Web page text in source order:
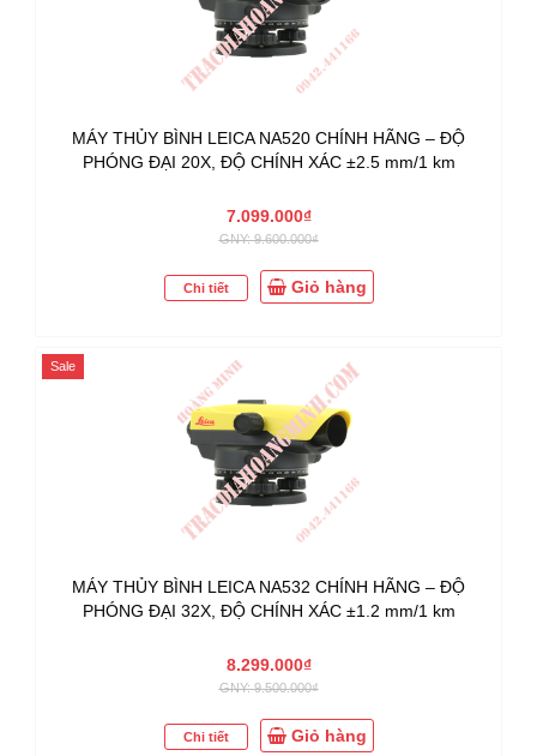
MÁY THỦY BÌNH LEICA NA520 CHÍNH HÃNG – ĐỘ
PHÓNG ĐẠI 20X, ĐỘ CHÍNH XÁC ±2.5 mm/1 km
7.099.000₫
GNY: 9.600.000₫
Chi tiết Giỏ hàng
Sale
MÁY THỦY BÌNH LEICA NA532 CHÍNH HÃNG – ĐỘ
PHÓNG ĐẠI 32X, ĐỘ CHÍNH XÁC ±1.2 mm/1 km
8.299.000₫
GNY: 9.500.000₫
Chi tiết Giỏ hàng